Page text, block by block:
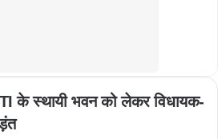
के स्थायी भवन को लेकर विधायक-